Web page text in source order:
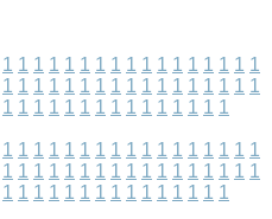
1 1 1 1 1 1 1 1 1 1 1 1 1 1 1 1 1
1 1 1 1 1 1 1 1 1 1 1 1 1 1 1 1 1
1 1 1 1 1 1 1 1 1 1 1 1 1 1 1
1 1 1 1 1 1 1 1 1 1 1 1 1 1 1 1 1
1 1 1 1 1 1 1 1 1 1 1 1 1 1 1 1 1
1 1 1 1 1 1 1 1 1 1 1 1 1 1 1